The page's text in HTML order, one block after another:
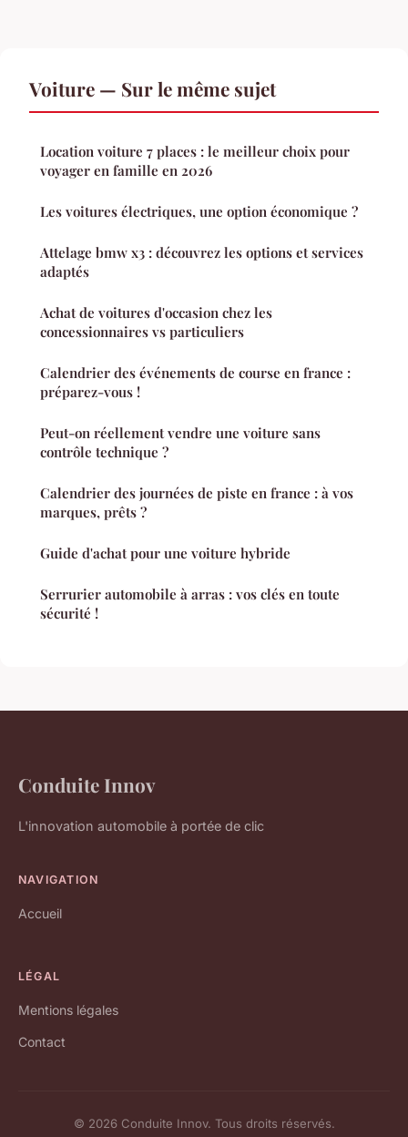
Voiture — Sur le même sujet
Location voiture 7 places : le meilleur choix pour
voyager en famille en 2026
Les voitures électriques, une option économique ?
Attelage bmw x3 : découvrez les options et services
adaptés
Achat de voitures d'occasion chez les
concessionnaires vs particuliers
Calendrier des événements de course en france :
préparez-vous !
Peut-on réellement vendre une voiture sans
contrôle technique ?
Calendrier des journées de piste en france : à vos
marques, prêts ?
Guide d'achat pour une voiture hybride
Serrurier automobile à arras : vos clés en toute
sécurité !
Conduite Innov
L'innovation automobile à portée de clic
NAVIGATION
Accueil
LÉGAL
Mentions légales
Contact
© 2026 Conduite Innov. Tous droits réservés.